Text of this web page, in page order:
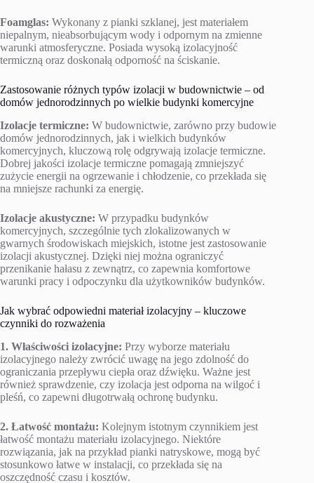
Foamglas: Wykonany z pianki szklanej, jest materiałem
niepalnym, nieabsorbującym wody i odpornym na zmienne
warunki atmosferyczne. Posiada wysoką izolacyjność
termiczną oraz doskonałą odporność na ściskanie.
Zastosowanie różnych typów izolacji w budownictwie – od
domów jednorodzinnych po wielkie budynki komercyjne
Izolacje termiczne: W budownictwie, zarówno przy budowie
domów jednorodzinnych, jak i wielkich budynków
komercyjnych, kluczową rolę odgrywają izolacje termiczne.
Dobrej jakości izolacje termiczne pomagają zmniejszyć
zużycie energii na ogrzewanie i chłodzenie, co przekłada się
na mniejsze rachunki za energię.
Izolacje akustyczne: W przypadku budynków
komercyjnych, szczególnie tych zlokalizowanych w
gwarnych środowiskach miejskich, istotne jest zastosowanie
izolacji akustycznej. Dzięki niej można ograniczyć
przenikanie hałasu z zewnątrz, co zapewnia komfortowe
warunki pracy i odpoczynku dla użytkowników budynków.
Jak wybrać odpowiedni materiał izolacyjny – kluczowe
czynniki do rozważenia
1. Właściwości izolacyjne: Przy wyborze materiału
izolacyjnego należy zwrócić uwagę na jego zdolność do
ograniczania przepływu ciepła oraz dźwięku. Ważne jest
również sprawdzenie, czy izolacja jest odporna na wilgoć i
pleśń, co zapewni długotrwałą ochronę budynku.
2. Łatwość montażu: Kolejnym istotnym czynnikiem jest
łatwość montażu materiału izolacyjnego. Niektóre
rozwiązania, jak na przykład pianki natryskowe, mogą być
stosunkowo łatwe w instalacji, co przekłada się na
oszczędność czasu i kosztów.